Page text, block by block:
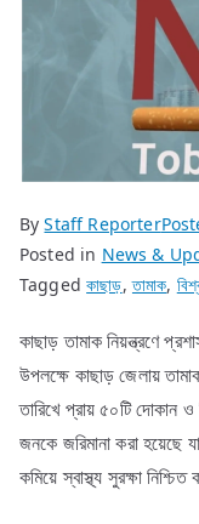
ByStaff Reporter
Posted in News &
Taggedকাছাড়,তামাক,
কাছাড় তামাক নিয়ন্ত্রণে
উপলক্ষে কাছাড় জেলায়
তারিখে প্রায় ৫০টি দোকান
জনকে জরিমানা করা হয়েছে
কমিয়ে স্বাস্থ্য সুরক্ষা